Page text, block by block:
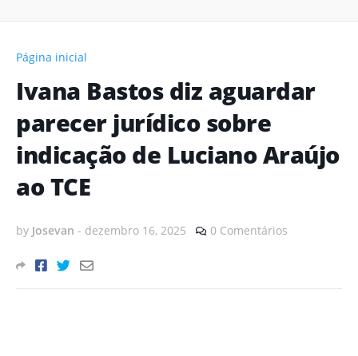
Página inicial
Ivana Bastos diz aguardar
parecer jurídico sobre
indicação de Luciano Araújo
ao TCE
by Josevan - dezembro 16, 2025 0 Comentários